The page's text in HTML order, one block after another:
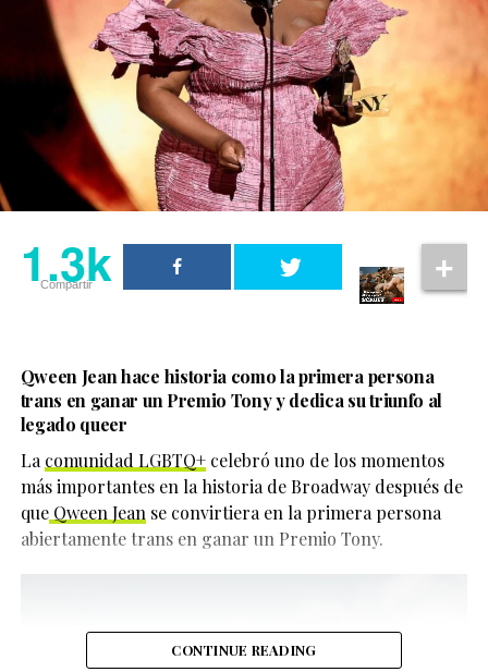
1.3k
Compartir
Qween Jean hace historia como la primera persona
trans en ganar un Premio Tony y dedica su triunfo al
legado queer
La comunidad LGBTQ+celebró uno de los momentos
más importantes en la historia de Broadway después de
queQween Jean se convirtiera en la primera persona
abiertamente trans en ganar un Premio Tony.
CONTINUE READING